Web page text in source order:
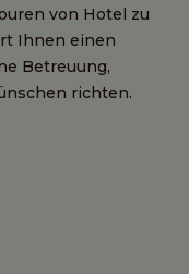
von Hotel zu
Ihnen einen
Betreuung,
richten.